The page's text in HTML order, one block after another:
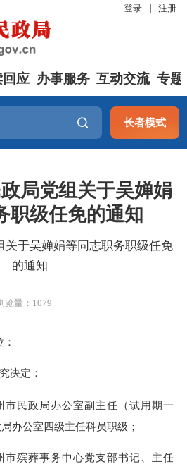
登录 注册
应 办事服务 互动交流 专题
长者模式
局党组关于吴婵娟
职级任免的通知
关于吴婵娟等同志职务职级任免
的通知
览量：1079
：
决定：
市民政局办公室副主任（试用期一
办公室四级主任科员职级；
市殡葬事务中心党支部书记、主任